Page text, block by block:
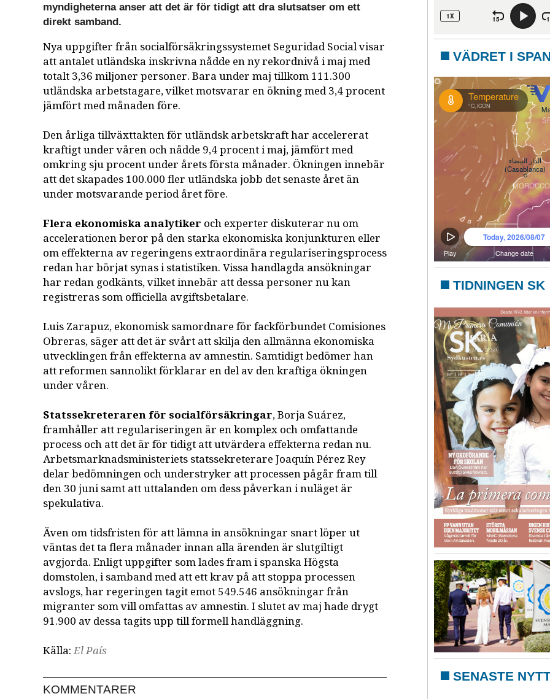
myndigheterna anser att det är för tidigt att dra slutsatser om ett
direkt samband.
Nya uppgifter från socialförsäkringssystemet Seguridad Social visar
att antalet utländska inskrivna nådde en ny rekordnivå i maj med
totalt 3,36 miljoner personer. Bara under maj tillkom 111.300
utländska arbetstagare, vilket motsvarar en ökning med 3,4 procent
jämfört med månaden före.
Den årliga tillväxttakten för utländsk arbetskraft har accelererat
kraftigt under våren och nådde 9,4 procent i maj, jämfört med
omkring sju procent under årets första månader. Ökningen innebär
att det skapades 100.000 fler utländska jobb det senaste året än
under motsvarande period året före.
Flera ekonomiska analytiker och experter diskuterar nu om
accelerationen beror på den starka ekonomiska konjunkturen eller
om effekterna av regeringens extraordinära regulariseringsprocess
redan har börjat synas i statistiken. Vissa handlagda ansökningar
har redan godkänts, vilket innebär att dessa personer nu kan
registreras som officiella avgiftsbetalare.
Luis Zarapuz, ekonomisk samordnare för fackförbundet Comisiones
Obreras, säger att det är svårt att skilja den allmänna ekonomiska
utvecklingen från effekterna av amnestin. Samtidigt bedömer han
att reformen sannolikt förklarar en del av den kraftiga ökningen
under våren.
Statssekreteraren för socialförsäkringar, Borja Suárez,
framhåller att regulariseringen är en komplex och omfattande
process och att det är för tidigt att utvärdera effekterna redan nu.
Arbetsmarknadsministeriets statssekreterare Joaquín Pérez Rey
delar bedömningen och understryker att processen pågår fram till
den 30 juni samt att uttalanden om dess påverkan i nuläget är
spekulativa.
Även om tidsfristen för att lämna in ansökningar snart löper ut
väntas det ta flera månader innan alla ärenden är slutgiltigt
avgjorda. Enligt uppgifter som lades fram i spanska Högsta
domstolen, i samband med att ett krav på att stoppa processen
avslogs, har regeringen tagit emot 549.546 ansökningar från
migranter som vill omfattas av amnestin. I slutet av maj hade drygt
91.900 av dessa tagits upp till formell handläggning.
Källa:El País
KOMMENTARER
VÄDRET I
TIDNINGEN SK
SENASTE